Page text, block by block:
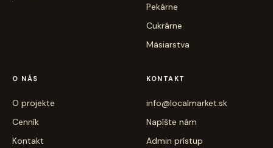
Pekárne
Cukrárne
Mäsiarstva
O NÁS
O projekte
Cenník
Kontakt
KONTAKT
info@localmarket.sk
Napíšte nám
Admin prístup